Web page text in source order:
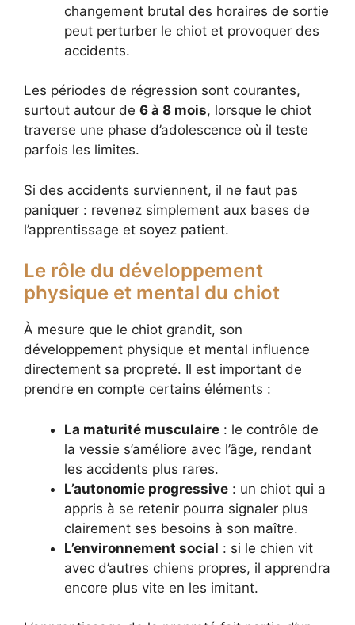
changement brutal des horaires de sortie
peut perturber le chiot et provoquer des
accidents.
Les périodes de régression sont courantes,
surtout autour de 6 à 8 mois, lorsque le chiot
traverse une phase d’adolescence où il teste
parfois les limites.
Si des accidents surviennent, il ne faut pas
paniquer : revenez simplement aux bases de
l’apprentissage et soyez patient.
Le rôle du développement
physique et mental du chiot
À mesure que le chiot grandit, son
développement physique et mental influence
directement sa propreté. Il est important de
prendre en compte certains éléments :
La maturité musculaire : le contrôle de
la vessie s’améliore avec l’âge, rendant
les accidents plus rares.
L’autonomie progressive : un chiot qui a
appris à se retenir pourra signaler plus
clairement ses besoins à son maître.
L’environnement social : si le chien vit
avec d’autres chiens propres, il apprendra
encore plus vite en les imitant.